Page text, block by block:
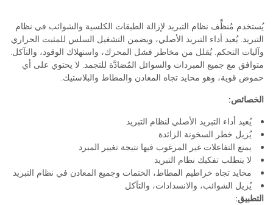
يُستخدم مُنظِّف نظام التبريد لإزالة الطبقات الكلسية والشوائب في نظام
التبريد. يُعيد أداء التبريد الأصلي، ويضمن التشغيل السلس للمثبت الحراري
وآليات التحكم. يُقلل من مخاطر فشل المحرك، واستهلاك الوقود، والتآكل.
متوافق مع جميع المبردات والسوائل المُضادَّة للتجمد. لا يحتوي على أي
حموض قوية، وهو محايد تجاه المعادن والمطاط والبلاستيك.
الخصائص:
يُعيد أداء التبريد الأصلي لنظام التبريد
يُزيل خطر السخونة الزائدة
يمنع التفاعلات غير المرغوب فيها نتيجة تغيير المبرد
لا يتطلب تفكيك نظام التبريد
محايد تجاه خراطيم المطاط، الختمات وجميع المعادن في نظام التبريد
يُزيل الشوائب، والانسدادات، والتآكل
التطبيق: